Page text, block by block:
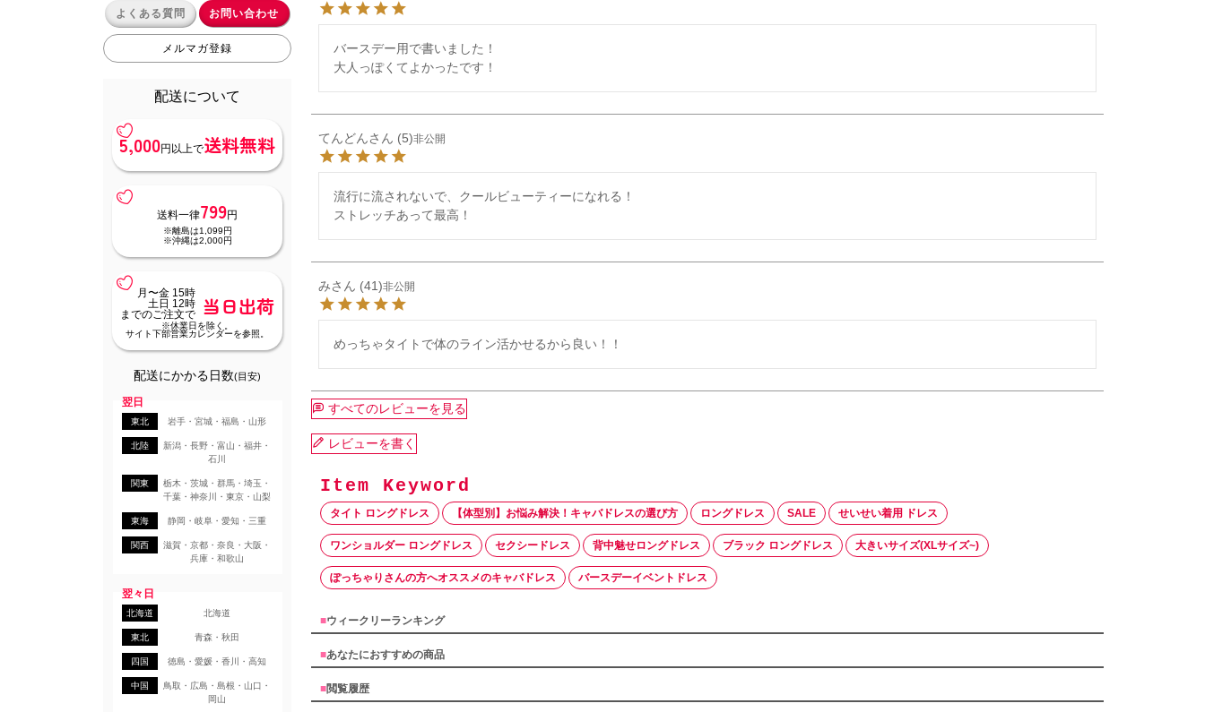
よくある質問 お問い合わせ
メルマガ登録
配送について
5,000円以上で送料無料
送料一律799円
※離島は1,099円
※沖縄は2,000円
月〜金 15時
土日 12時
までのご注文で
当日出荷
※休業日を除く。
サイト下部営業カレンダーを参照。
配送にかかる日数(目安)
翌日
東北 岩手・宮城・福島・山形
北陸
新潟・長野・富山・福井・
石川
関東
栃木・茨城・群馬・埼玉・
千葉・神奈川・東京・山梨
東海 静岡・岐阜・愛知・三重
関西
滋賀・京都・奈良・大阪・
兵庫・和歌山
翌々日
北海道 北海道
東北 青森・秋田
四国 徳島・愛媛・香川・高知
中国
鳥取・広島・島根・山口・
岡山
バースデー用で書いました！
大人っぽくてよかったです！
てんどん 5 非公開
流行に流されないで、クールビューティーになれる！
ストレッチあって最高！
み 41 非公開
めっちゃタイトで体のライン活かせるから良い！！
すべてのレビューを見る
レビューを書く
タイト ロングドレス 【体型別】お悩み解決！キャバドレスの選び方 ロングドレス SALE せいせい着用 ドレス
ワンショルダー ロングドレス セクシードレス 背中魅せロングドレス ブラック ロングドレス 大きいサイズ(XLサイズ~)
ぽっちゃりさんの方へオススメのキャバドレス バースデーイベントドレス
■ウィークリーランキング
■あなたにおすすめの商品
■閲覧履歴